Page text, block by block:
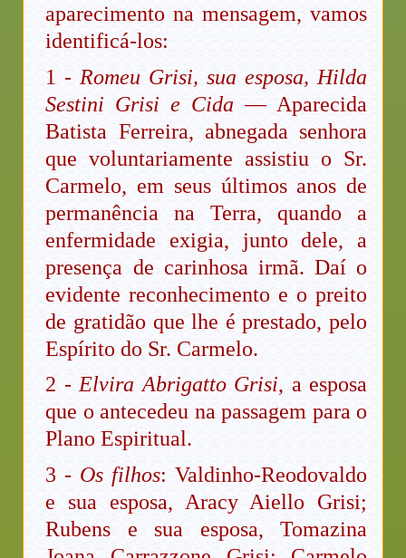
aparecimento na mensagem, vamos
identificá-los:
1 - Romeu Grisi, sua esposa, Hilda
Sestini Grisi e Cida — Aparecida
Batista Ferreira, abnegada senhora
que voluntariamente assistiu o Sr.
Carmelo, em seus últimos anos de
permanência na Terra, quando a
enfermidade exigia, junto dele, a
presença de carinhosa irmã. Daí o
evidente reconhecimento e o preito
de gratidão que lhe é prestado, pelo
Espírito do Sr. Carmelo.
2 -Elvira Abrigatto Grisi, a esposa
que o antecedeu na passagem para o
Plano Espiritual.
3 - Os filhos: Valdinho-Reodovaldo
e sua esposa, Aracy Aiello Grisi;
Rubens e sua esposa, Tomazina